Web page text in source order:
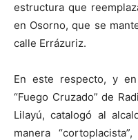
estructura que
en Osorno, que se
calle Errázuriz.
En este respecto, y
“Fuego Cruzado” de
Lilayú, catalogó al
manera